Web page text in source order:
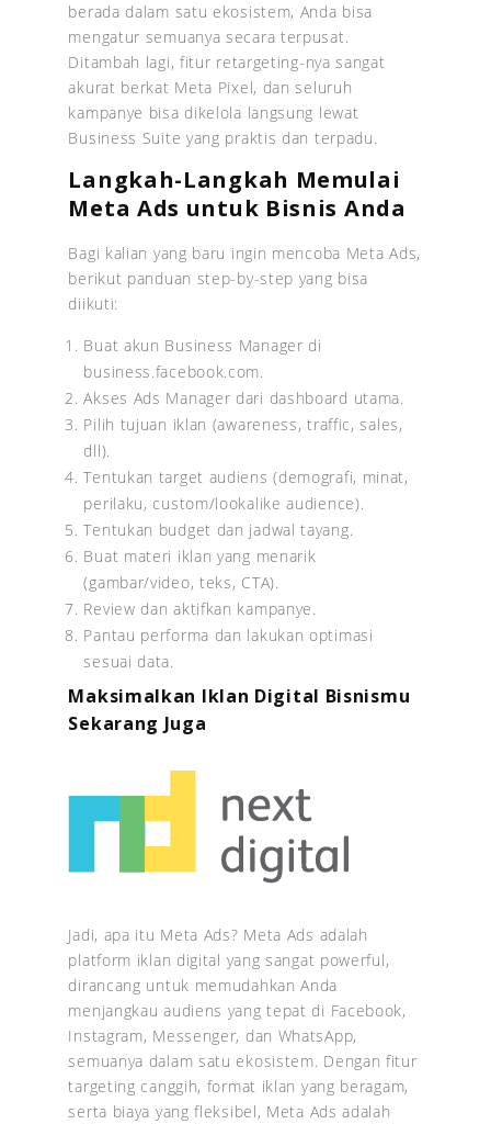
berada dalam satu ekosistem, Anda bisa
mengatur semuanya secara terpusat.
Ditambah lagi, fitur retargeting-nya sangat
akurat berkat Meta Pixel, dan seluruh
kampanye bisa dikelola langsung lewat
Business Suite yang praktis dan terpadu.
Langkah-Langkah Memulai
Meta Ads untuk Bisnis Anda
Bagi kalian yang baru ingin mencoba Meta Ads,
berikut panduan step-by-step yang bisa
diikuti:
Buat akun Business Manager di
business.facebook.com.
Akses Ads Manager dari dashboard utama.
Pilih tujuan iklan (awareness, traffic, sales,
dll).
Tentukan target audiens (demografi, minat,
perilaku, custom/lookalike audience).
Tentukan budget dan jadwal tayang.
Buat materi iklan yang menarik
(gambar/video, teks, CTA).
Review dan aktifkan kampanye.
Pantau performa dan lakukan optimasi
sesuai data.
Maksimalkan Iklan Digital Bisnismu
Sekarang Juga
Jadi, apa itu Meta Ads? Meta Ads adalah
platform iklan digital yang sangat powerful,
dirancang untuk memudahkan Anda
menjangkau audiens yang tepat di Facebook,
Instagram, Messenger, dan WhatsApp,
semuanya dalam satu ekosistem. Dengan fitur
targeting canggih, format iklan yang beragam,
serta biaya yang fleksibel, Meta Ads adalah